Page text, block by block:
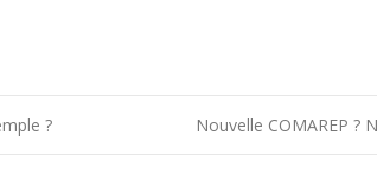
? Nouvelle COMAREP ?